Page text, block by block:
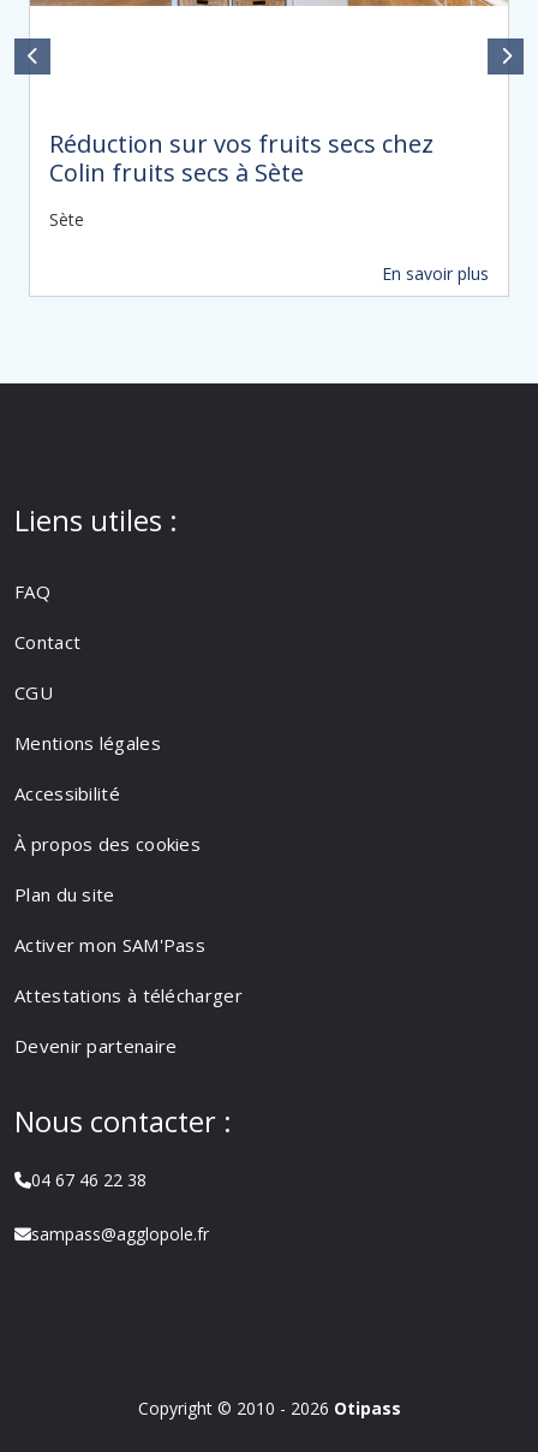
Réduction sur vos fruits secs chez
Colin fruits secs à Sète
Sète
En savoir plus
Liens utiles :
FAQ
Contact
CGU
Mentions légales
Accessibilité
À propos des cookies
Plan du site
Activer mon SAM'Pass
Attestations à télécharger
Devenir partenaire
Nous contacter :
04 67 46 22 38
sampass@agglopole.fr
Copyright © 2010 - 2026 Otipass